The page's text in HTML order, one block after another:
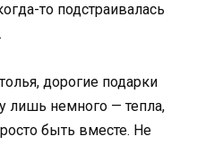
то подстраивалась
дорогие подарки
лишь немного — тепла,
быть вместе. Не